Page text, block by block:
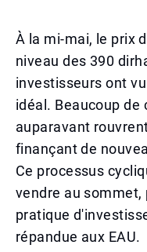
À la mi-mai, le prix
niveau des 390
investisseurs ont
idéal. Beaucoup de
auparavant
finançant de
Ce processus
vendre au
pratique
répandue aux EAU.